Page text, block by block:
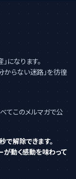
になります。
からない迷路」を彷徨
べてこのメルマガで公
で解除できます。
が動く感動を味わって